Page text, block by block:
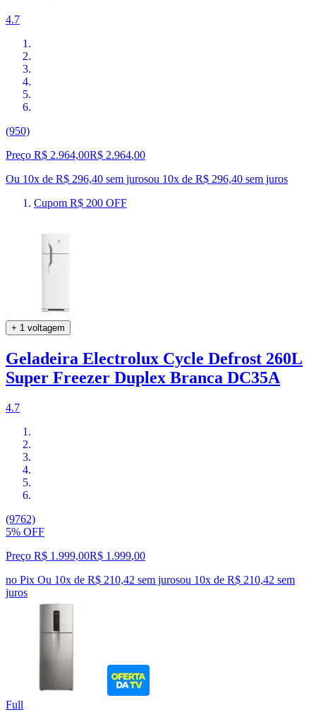
4.7
(950)
Preço R$ 2.964,00R$ 2.964,00
Ou 10x de R$ 296,40 sem jurosou 10x de R$ 296,40 sem juros
Cupom R$ 200 OFF
+ 1 voltagem
Geladeira Electrolux Cycle Defrost 260L
Super Freezer Duplex Branca DC35A
4.7
(9762)
5% OFF
Preço R$ 1.999,00R$ 1.999,00
no Pix Ou 10x de R$ 210,42 sem jurosou 10x de R$ 210,42 sem
juros
Full